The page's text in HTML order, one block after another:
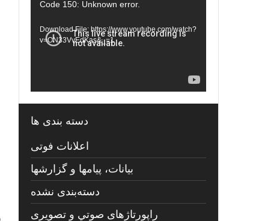
Code 150: Unknown error.
Download File: https://www.youtube.com/watch?
v=ON33VvEdKas&_=1
دسته بندی ها
اعلانات فوتی
بیانات، پیامها و گزارشها
دسته‌بندی نشده
راپورتاژهای صوتي و تصويری